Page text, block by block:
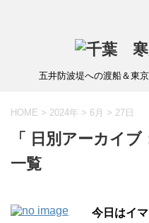
五井防波堤への渡船＆東
HOME > 2024年 > 6月 > 27日
「 日別アーカイブ
一覧
今日はイマ